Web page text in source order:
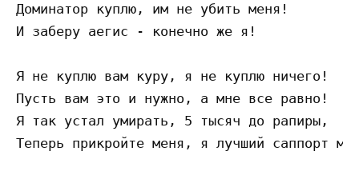
Доминатор куплю, им не убить меня!
И заберу аегис - конечно же я!
Я не куплю вам куру, я не куплю ничего!
Пусть вам это и нужно, а мне все равно!
Я так устал умирать, 5 тысяч до рапиры,